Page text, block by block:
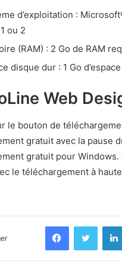
d’exploitation :
ou 2
(RAM) : 2 Go de RAM
disque dur : 1 Go
Web
le bouton de
gratuit avec la pause
gratuit pour
le téléchargement à
Facebook